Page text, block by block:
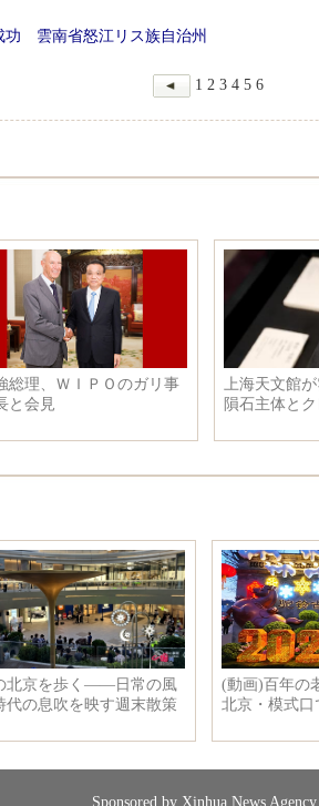
功 雲南省怒江リス族自治州
1 2 3 4 5 6
総理、ＷＩＰＯのガリ事
と会見
上海天文館
隕石主体と
Sponsored by Xinhua News Agency.